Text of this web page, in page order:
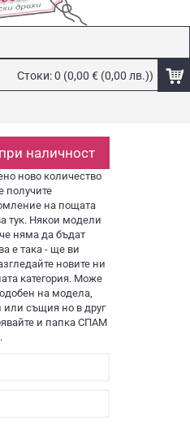
Стоки: 0 (0,00 € (0,00 лв.))
наличност
ново количество
получите
на пощата
тук. Някои модели
няма да бъдат
е така - ще ви
новите ни
категория. Може
на модела,
или същия но в друг
и папка СПАМ